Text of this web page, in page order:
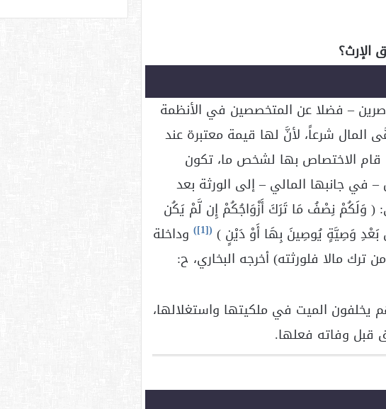
الإرث؟
– فضلا عن المتخصصين في الأنظمة
شرعاً، لأنَّ لها قيمة معتبرة عند
قام الاختصاص بها لشخص ما، تكون
في جانبها المالي – إلى الورثة بعد
( وَلَكُمْ نِصْفُ مَا تَرَكَ أَزْوَاجُكُمْ إِن لَّمْ يَكُن
وَصِيَّةٍ يُوصِينَ بِهَا أَوْ دَيْنٍ ) (
[1]
) وداخلة
مالا فلورثته) أخرجه البخاري، ح:
يخلفون الميت في ملكيتها واستغلالها،
قبل وفاته فعلها.